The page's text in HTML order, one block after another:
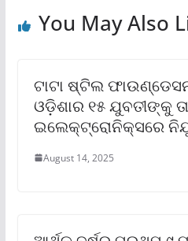
You May Also
ଟାଟା ଷ୍ଟିଲ
ଓଡ଼ିଶାର ୧୫ ଯୁବତୀଙ୍କୁ
ଇଲେକ୍ଟ୍ରୋନିକ୍ସରେ
August 14, 2025